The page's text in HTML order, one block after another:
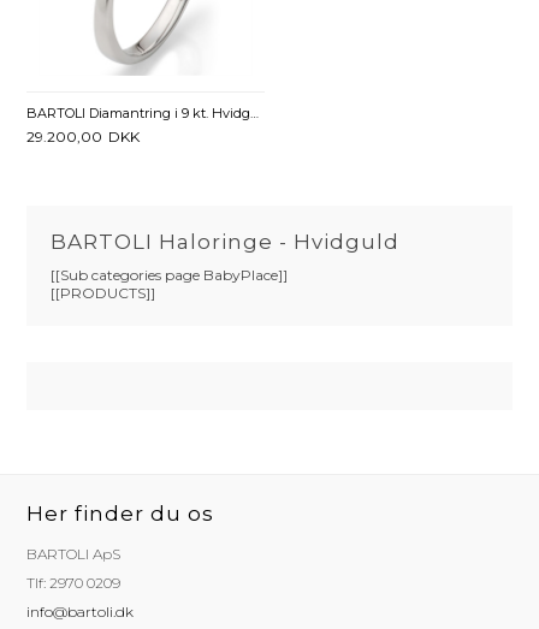
BARTOLI Diamantring i 9 kt. Hvidguld med Diamanter - 0,35 ct.
29.200,00 DKK
BARTOLI Haloringe - Hvidguld
[[Sub categories page BabyPlace]]
[[PRODUCTS]]
Her finder du os
BARTOLI ApS
Tlf: 2970 0209
info@bartoli.dk